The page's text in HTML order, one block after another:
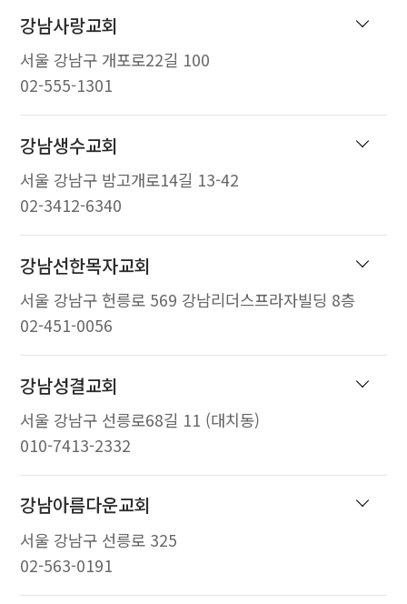
강남사랑교회
서울 강남구 개포로22길 100
02-555-1301
강남생수교회
서울 강남구 밤고개로14길 13-42
02-3412-6340
강남선한목자교회
서울 강남구 헌릉로 569 강남리더스프라자빌딩 8층
02-451-0056
강남성결교회
서울 강남구 선릉로68길 11 (대치동)
010-7413-2332
강남아름다운교회
서울 강남구 선릉로 325
02-563-0191